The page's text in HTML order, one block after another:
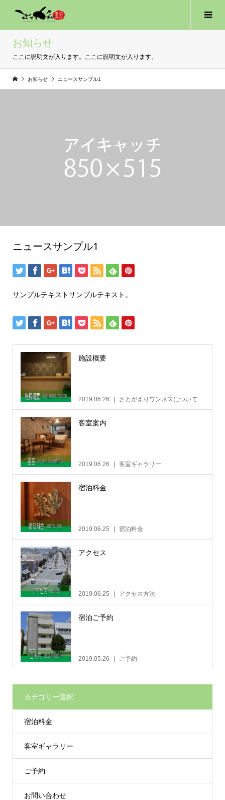
お知らせ
ここに説明文が入ります。ここに説明文が入ります。
お知らせ ニュースサンプル1
ニュースサンプル1
サンプルテキストサンプルテキスト。
施設概要
2019.06.26 さとがえりワンネスについて
客室案内
2019.06.26 客室ギャラリー
宿泊料金
2019.06.25 宿泊料金
アクセス
2019.06.25 アクセス方法
宿泊ご予約
2019.05.26 ご予約
カテゴリー選択
宿泊料金
客室ギャラリー
ご予約
お問い合わせ